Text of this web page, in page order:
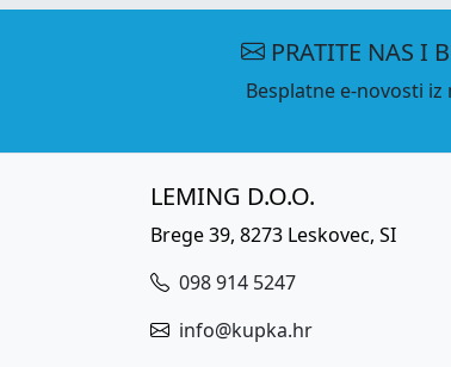
PRATITE NAS I
Besplatne e-novosti iz
LEMING D.O.O.
Brege 39, 8273 Leskovec, SI
098 914 5247
info@kupka.hr